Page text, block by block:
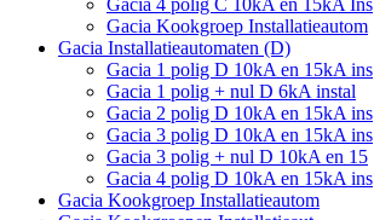
Gacia 4 polig C 10kA en 15kA Ins
Gacia Kookgroep Installatieautom
Gacia Installatieautomaten (D)
Gacia 1 polig D 10kA en 15kA ins
Gacia 1 polig + nul D 6kA instal
Gacia 2 polig D 10kA en 15kA ins
Gacia 3 polig D 10kA en 15kA ins
Gacia 3 polig + nul D 10kA en 15
Gacia 4 polig D 10kA en 15kA ins
Gacia Kookgroep Installatieautom